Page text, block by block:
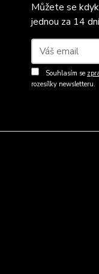
Můžete se
jednou za 14
Souhlasím se
rozesílky newsletteru.